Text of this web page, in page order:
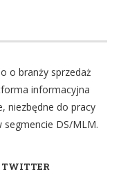
o branży sprzedaż
informacyjna
niezbędne do pracy
segmencie DS/MLM.
TWITTER